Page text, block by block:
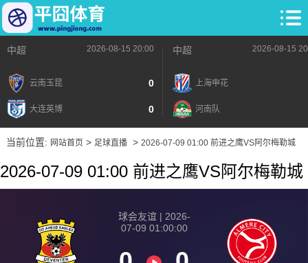
中超 2026-08-15 20:00
云南玉昆 0
大连英博 0
中超 2026-08-15
上海申花
河南队
当前位置: 网站首页> 足球直播> 2026-07-09 01:00 前进之鹰VS阿尔梅勒城
2026-07-09 01:00 前进之鹰VS阿尔梅勒城
球会友谊 | 2026-
07-09 01:00:00